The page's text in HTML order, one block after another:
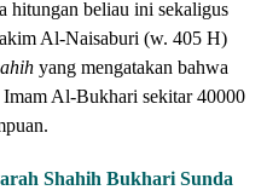
hitungan beliau ini sekaligus
Al-Naisaburi (w. 405 H)
yang mengatakan bahwa
Al-Bukhari sekitar 40000
Shahih Bukhari Sunda